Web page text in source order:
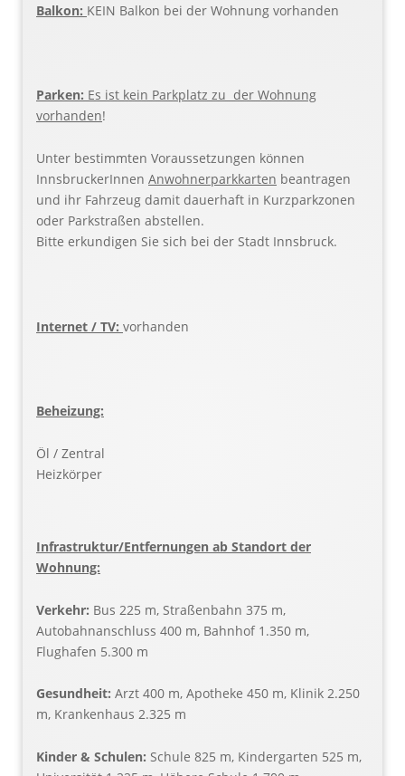
Balkon: KEIN Balkon bei der Wohnung vorhanden
Parken: Es ist kein Parkplatz zu der Wohnung
vorhanden!
Unter bestimmten Voraussetzungen können
InnsbruckerInnen Anwohnerparkkarten beantragen
und ihr Fahrzeug damit dauerhaft in Kurzparkzonen
oder Parkstraßen abstellen.
Bitte erkundigen Sie sich bei der Stadt Innsbruck.
Internet / TV: vorhanden
Beheizung:
Öl / Zentral
Heizkörper
Infrastruktur/Entfernungen ab Standort der
Wohnung:
Verkehr: Bus 225 m, Straßenbahn 375 m,
Autobahnanschluss 400 m, Bahnhof 1.350 m,
Flughafen 5.300 m
Gesundheit: Arzt 400 m, Apotheke 450 m, Klinik 2.250
m, Krankenhaus 2.325 m
Kinder & Schulen: Schule 825 m, Kindergarten 525 m,